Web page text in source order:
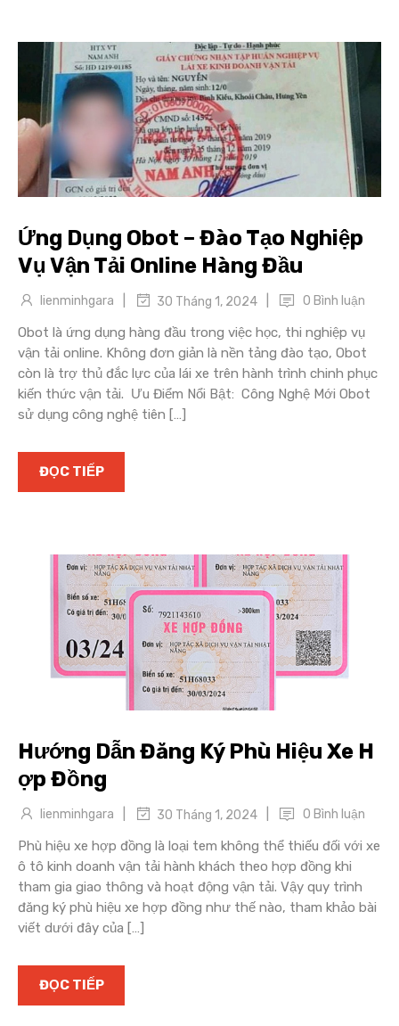
Ứng Dụng Obot – Đào Tạo Nghiệp
Vụ Vận Tải Online Hàng Đầu
lienminhgara 30 Tháng 1, 2024 0 Bình luận
Obot là ứng dụng hàng đầu trong việc học, thi nghiệp vụ
vận tải online. Không đơn giản là nền tảng đào tạo, Obot
còn là trợ thủ đắc lực của lái xe trên hành trình chinh phục
kiến thức vận tải. Ưu Điểm Nổi Bật: Công Nghệ Mới Obot
sử dụng công nghệ tiên […]
ĐỌC TIẾP
Hướng Dẫn Đăng Ký Phù Hiệu Xe H
ợp Đồng
lienminhgara 30 Tháng 1, 2024 0 Bình luận
Phù hiệu xe hợp đồng là loại tem không thể thiếu đối với xe
ô tô kinh doanh vận tải hành khách theo hợp đồng khi
tham gia giao thông và hoạt động vận tải. Vậy quy trình
đăng ký phù hiệu xe hợp đồng như thế nào, tham khảo bài
viết dưới đây của […]
ĐỌC TIẾP